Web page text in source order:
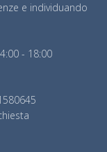
e individuando
- 18:00